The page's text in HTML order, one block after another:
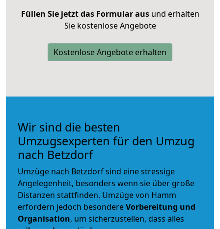
Füllen Sie jetzt das Formular ausund erhalten
Sie kostenlose Angebote
Kostenlose Angebote erhalten
Wir sind die besten
Umzugsexperten für den Umzug
nach Betzdorf
Umzüge nach Betzdorf sind eine stressige
Angelegenheit, besonders wenn sie über große
Distanzen stattfinden. Umzüge von Hamm
erfordern jedoch besondereVorbereitung und
Organisation, um sicherzustellen, dass alles